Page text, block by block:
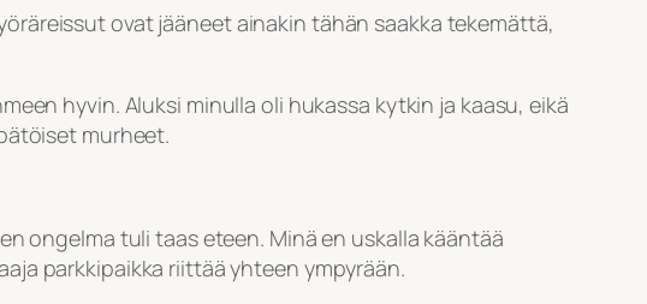
ovat jääneet ainakin tähän saakka tekemättä,
hyvin. Aluksi minulla oli hukassa kytkin ja kaasu, eikä
murheet.
ongelma tuli taas eteen. Minä en uskalla kääntää
parkkipaikka riittää yhteen ympyrään.